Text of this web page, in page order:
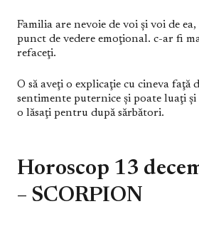
Familia are nevoie de voi şi voi de
punct de vedere emoţional. c-ar fi
refaceţi.
O să aveţi o explicaţie cu cineva faţă
sentimente puternice şi poate luaţi şi
o lăsaţi pentru după sărbători.
Horoscop 13
– SCORPION